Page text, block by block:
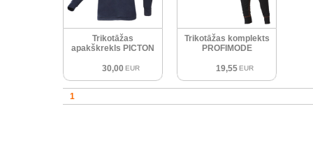
Trikotāžas
apakškrekls PICTON
30,00 EUR
Trikotāžas komplekts
PROFIMODE
19,55 EUR
1